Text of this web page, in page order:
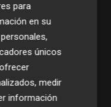
para
en su
únicos
medir
información